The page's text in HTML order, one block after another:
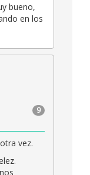
bueno,
en los
9
vez.